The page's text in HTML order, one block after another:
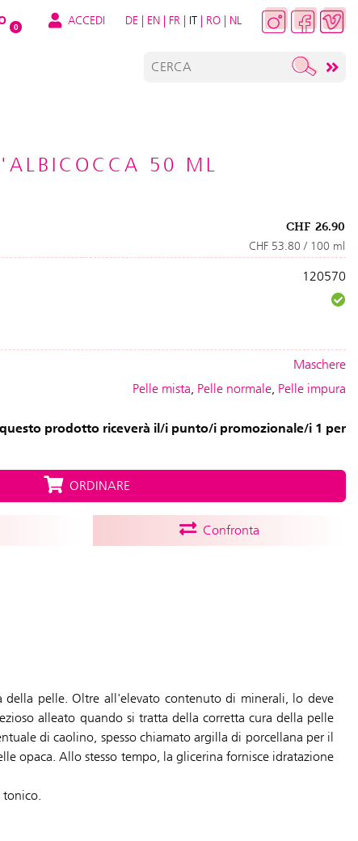
0 ACCEDI DE | EN | FR | IT | RO | NL
50 ML
CHF 26.90
CHF 53.80 / 100 ml
120570
Maschere
Pelle mista, Pelle normale, Pelle impura
prodotto riceverà il/i punto/i promozionale/i 1 per
ORDINARE
Confronta
pelle. Oltre all'elevato contenuto di minerali, lo deve
alleato quando si tratta della corretta cura della pelle
di caolino, spesso chiamato argilla di porcellana per il
opaca. Allo stesso tempo, la glicerina fornisce idratazione
tonico.